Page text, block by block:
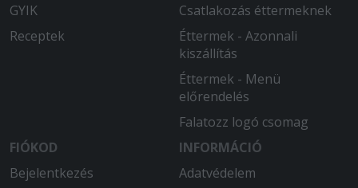
GYIK
Receptek
Csatlakozás éttermeknek
Éttermek - Azonnali
kiszállítás
Éttermek - Menü
előrendelés
Falatozz logó csomag
FIÓKOD
Bejelentkezés
INFORMÁCIÓ
Adatvédelem